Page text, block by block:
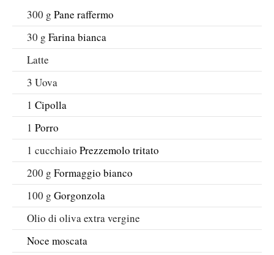
300 g Pane raffermo
30 g Farina bianca
Latte
3 Uova
1 Cipolla
1 Porro
1 cucchiaio Prezzemolo tritato
200 g Formaggio bianco
100 g Gorgonzola
Olio di oliva extra vergine
Noce moscata